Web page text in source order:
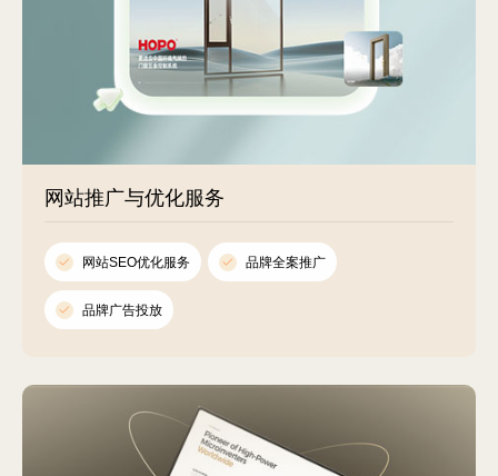
网站推广与优化服务
网站SEO优化服务 品牌全案推广
品牌广告投放